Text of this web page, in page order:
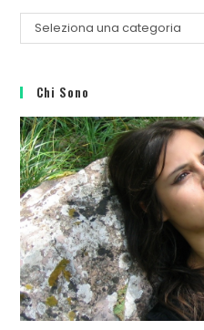
Seleziona una categoria
Chi Sono